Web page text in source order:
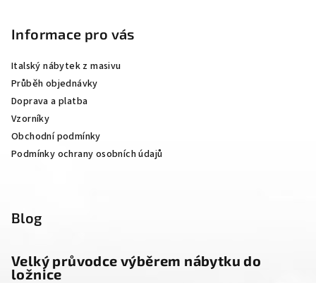
Informace pro vás
Italský nábytek z masivu
Průběh objednávky
Doprava a platba
Vzorníky
Obchodní podmínky
Podmínky ochrany osobních údajů
Blog
Velký průvodce výběrem nábytku do
ložnice